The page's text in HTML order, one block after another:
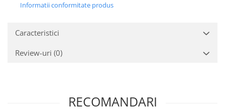
Informatii conformitate produs
Caracteristici
Review-uri (0)
RECOMANDARI